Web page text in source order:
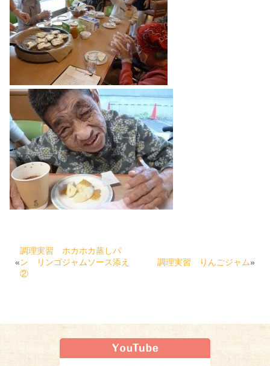
«
調理実習 ホカホカ蒸しパ
ン リンゴジャムソース添え
②
調理実習 りんごジャム»